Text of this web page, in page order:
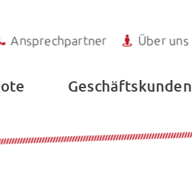
Ansprechpartner Über uns
Geschäftskunden